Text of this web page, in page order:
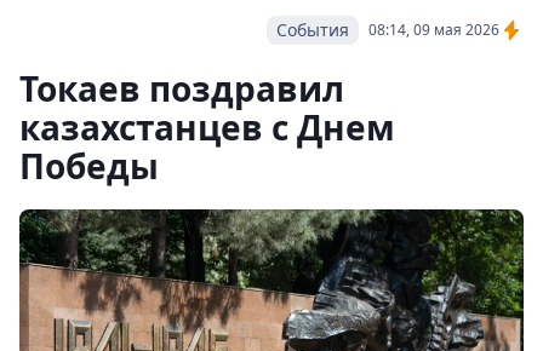
08:14, 09 мая 2026
События
Токаев поздравил
казахстанцев с Днем
Победы